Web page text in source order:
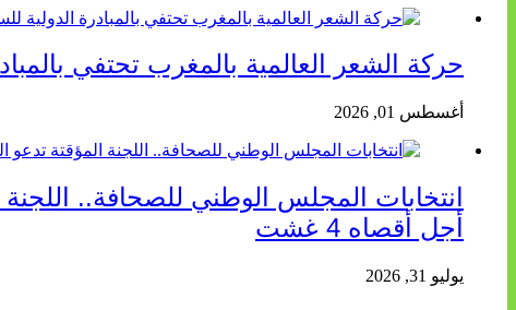
حركة الشعر العالمية بالمغرب تحتفي
أغسطس 01, 2026
انتخابات المجلس الوطني للصحافة..
أجل أقصاه 4 غشت
يوليو 31, 2026